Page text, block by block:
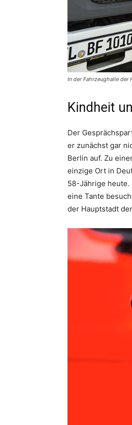
In der Fahrzeughalle der
Kindheit
Der
er zunächst gar
Berlin auf. Zu
einzige Ort in
58-Jährige heute.
eine Tante
der Hauptstadt